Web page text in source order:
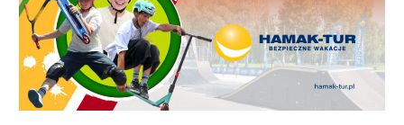
Zastrzeżenie
Współpraca